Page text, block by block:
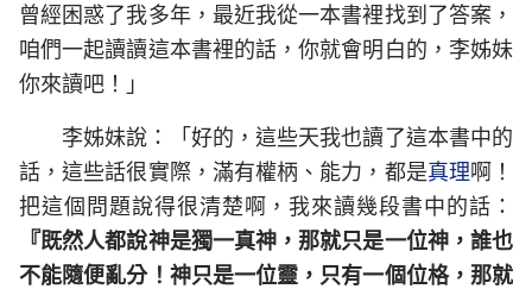
曾經困惑了我多年，最近我從一本書裡找到了答案，
咱們一起讀讀這本書裡的話，你就會明白的，李姊妹
你來讀吧！」
李姊妹說：「好的，這些天我也讀了這本書中的
話，這些話很實際，滿有權柄、能力，都是真理啊！
把這個問題說得很清楚啊，我來讀幾段書中的話：
『既然人都說神是獨一真神，那就只是一位神，誰也
不能隨便亂分！神只是一位靈，只有一個位格，那就